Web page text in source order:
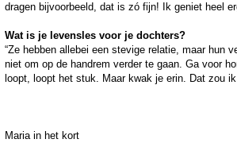
dragen bijvoorbeeld, dat is zó fijn! Ik geniet heel
Wat is je levensles voor je dochters?
“Ze hebben allebei een stevige relatie, maar hun
niet om op de handrem verder te gaan. Ga voor
loopt, loopt het stuk. Maar kwak je erin. Dat zou
Maria in het kort